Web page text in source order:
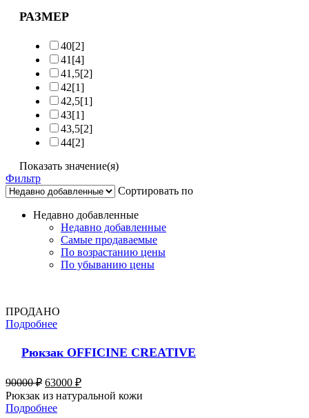
РАЗМЕР
40[2]
41 [4]
41,5[2]
42[1]
42,5[1]
43[1]
43,5[2]
44[2]
Показать значение(я)
Фильтр
Сортировать по
Недавно добавленные
Недавно добавленные
Самые продаваемые
По возрастанию цены
По убыванию цены
ПРОДАНО
Подробнее
Рюкзак OFFICINE CREATIVE
90000₽ 63000 ₽
Рюкзак из натуральной кожи
Подробнее